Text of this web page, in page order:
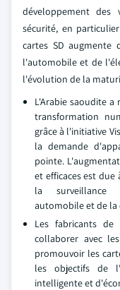
développement
sécurité, en
cartes SD augmente
l'automobile et de
l'évolution de la
L'Arabie saoudite a
transformation
grâce à l'initiative
la demande
pointe.
et efficaces est
la surveillance
automobile et de la
Les fabricants de
collaborer avec
promouvoir les
les objectifs de
intelligente et